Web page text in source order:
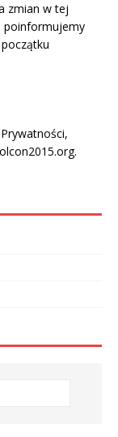
zmian w tej
poinformujemy
.